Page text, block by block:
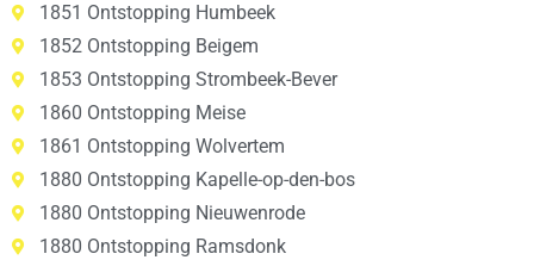
1851 Ontstopping Humbeek
1852 Ontstopping Beigem
1853 Ontstopping Strombeek-Bever
1860 Ontstopping Meise
1861 Ontstopping Wolvertem
1880 Ontstopping Kapelle-op-den-bos
1880 Ontstopping Nieuwenrode
1880 Ontstopping Ramsdonk